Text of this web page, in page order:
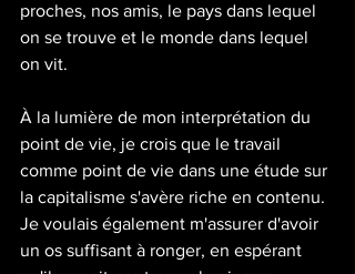
proches, nos amis, le pays dans lequel
on se trouve et le monde dans lequel
on vit.
À la lumière de mon interprétation du
point de vie, je crois que le travail
comme point de vie dans une étude sur
la capitalisme s'avère riche en contenu.
Je voulais également m'assurer d'avoir
un os suffisant à ronger, en espérant